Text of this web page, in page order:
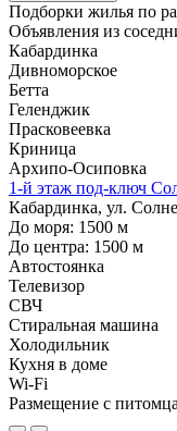
Подборки жилья по
Объявления из
Кабардинка
Дивноморское
Бетта
Геленджик
Прасковеевка
Криница
Архипо-Осиповка
1-й этаж под-ключ
Кабардинка, ул.
До моря: 1500 м
До центра: 1500 м
Автостоянка
Телевизор
СВЧ
Стиральная машина
Холодильник
Кухня в доме
Wi-Fi
Размещение с